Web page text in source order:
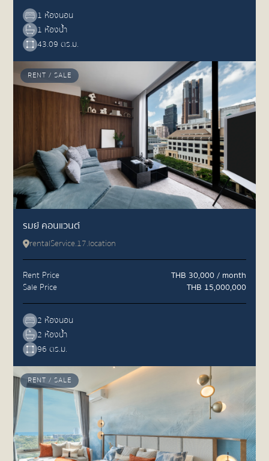
1 ห้องนอน
1 ห้องน้ำ
43.09 ตร.ม.
RENT / SALE
รมย์ คอนแวนต์
rentalService.17.location
Rent Price
THB 30,000 / month
Sale Price
THB 15,000,000
2 ห้องนอน
2 ห้องน้ำ
96 ตร.ม.
RENT / SALE